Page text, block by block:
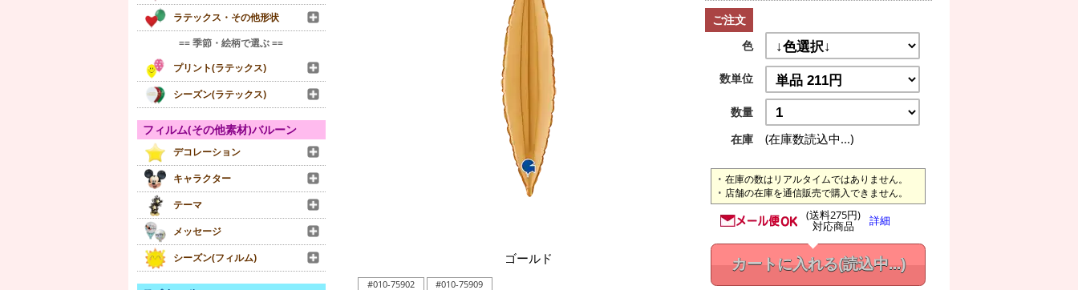
ラテックス・その他形状
== 季節・絵柄で選ぶ ==
プリント(ラテックス)
シーズン(ラテックス)
フィルム(その他素材)バルーン
デコレーション
キャラクター
テーマ
メッセージ
シーズン(フィルム)
ゴールド
#010-75902 #010-75909
ご注文
色
数単位
数量
在庫
(在庫数読込中...)
在庫の数はリアルタイムではありません。
店舗の在庫を通信販売で購入できません。
(送料275円)
対応商品 詳細
カートに入れる(読込中...)